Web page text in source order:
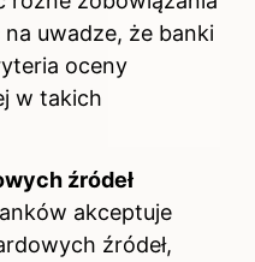
uwadze, że banki
oceny
w takich
źródeł
akceptuje
źródeł,